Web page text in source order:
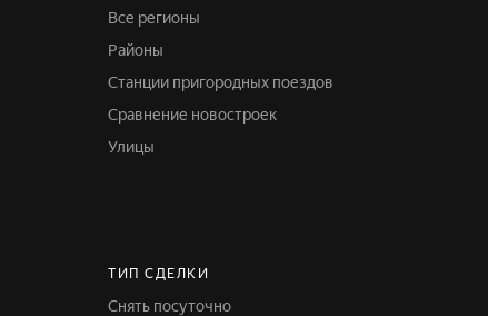
Все регионы
Районы
Станции пригородных поездов
Сравнение новостроек
Улицы
ТИП СДЕЛКИ
Снять посуточно